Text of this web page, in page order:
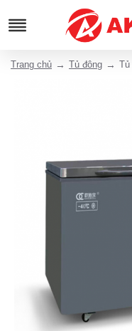
Trang chủ Tủ đông Tủ